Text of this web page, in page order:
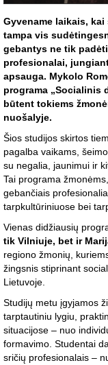
Gyvename laikais,
tampa vis
gebantys ne tik
profesionalai,
apsauga. Mykolo
programa „Socialinis
būtent tokiems
nuošalyje.
Šios studijos skirtos
pagalba vaikams,
su negalia, jaunimui ir
Tai programa
gebančiais
tarpkultūriniuose bei
Vienas didžiausių
tik Vilniuje, bet ir
regiono žmonių,
žingsnis stiprinant
Lietuvoje.
Studijų metu įgyjamos
tarptautiniu lygiu,
situacijose – nuo
formavimo. Studentai
sričių profesionalais –